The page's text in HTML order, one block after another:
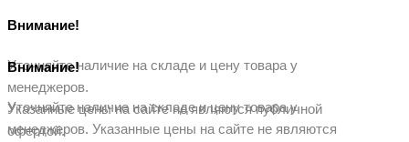
Внимание!
Уточняйте наличие на складе и цену товара у
менеджеров.
Указанные цены на сайте не являются публичной
офертой.
Внимание!
Уточняйте наличие на складе и цену товара у
менеджеров. Указанные цены на сайте не являются